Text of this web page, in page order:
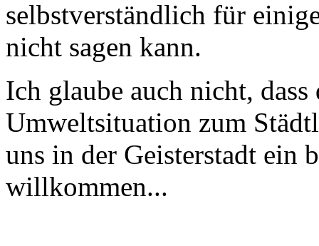
selbstverständlich für
nicht sagen kann.
Ich glaube auch nicht,
Umweltsituation zum
uns in der Geisterstadt ein
willkommen...